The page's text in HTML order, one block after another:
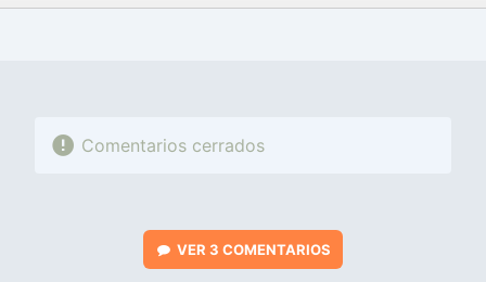
FACEBOOK
TWITTERFLIPBOARD
E-
WHATSAPP
Comentarios cerrados
VER 3 COMENTARIOS